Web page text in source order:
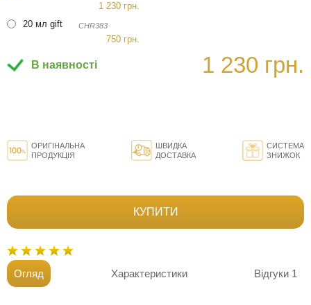
1 230 грн.
20 мл gift
CHR383
750 грн.
В наявності 1 230 грн.
ОРИГІНАЛЬНА
ПРОДУКЦІЯ
ШВИДКА
ДОСТАВКА
СИСТЕМА
ЗНИЖОК
КУПИТИ
Огляд Характеристики Відгуки 1